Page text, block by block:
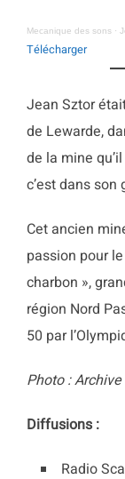
Mecanique des sons ·
Télécharger
Jean Sztor
de Lewarde,
de la mine
c’est dans
Cet ancien
passion pour
charbon »,
région Nord
50 par
Photo :
Diffusions :
Radio